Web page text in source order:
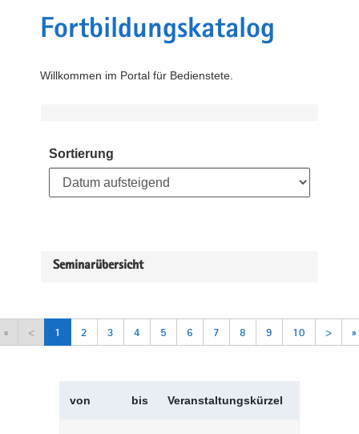
Fortbildungskatalog
Willkommen im Portal für Bedienstete.
Sortierung
Seminarübersicht
« < 1 2 3 4 5 6 7 8 9 10 > »
von bis Veranstaltungskürzel